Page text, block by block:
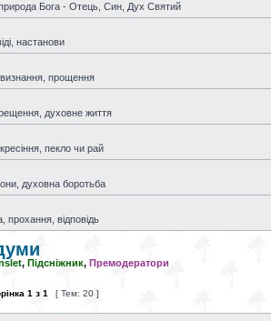
природа Бога - Отець, Син, Дух Святий
настанови
прощення
духовне життя
пекло чи рай
духовна боротьба
прохання, відповідь
, Підсніжник, Премодератори
1 з 1 [ Тем: 20 ]